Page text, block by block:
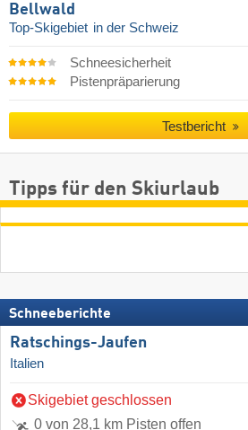
Bellwald
Top-Skigebiet in der Schweiz
Schneesicherheit
Pistenpräparierung
Testbericht
Tipps für den Skiurlaub
Schneeberichte
Ratschings-Jaufen
Italien
Skigebiet geschlossen
0 von 28,1 km Pisten offen